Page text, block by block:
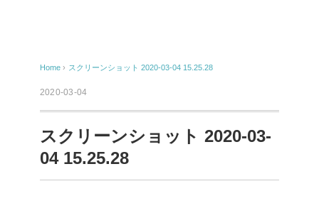
Home › スクリーンショット 2020-03-04 15.25.28
2020-03-04
スクリーンショット 2020-03-
04 15.25.28